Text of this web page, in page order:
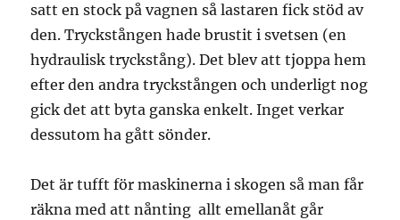
satt en stock på vagnen så lastaren fick stöd av
den. Tryckstången hade brustit i svetsen (en
hydraulisk tryckstång). Det blev att tjoppa hem
efter den andra tryckstången och underligt nog
gick det att byta ganska enkelt. Inget verkar
dessutom ha gått sönder.
Det är tufft för maskinerna i skogen så man får
räkna med att nånting allt emellanåt går